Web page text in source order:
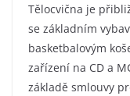
Tělocvična je
se základním
basketbalovým
zařízení na CD a
základě smlouvy